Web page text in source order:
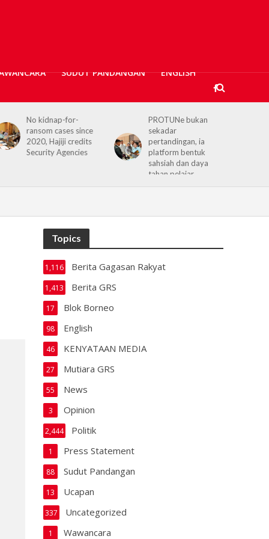
SUDUT PANDANGAN ENGLISH
No kidnap-for-
ransom cases since
2020, Hajiji credits
Security Agencies
PROTUNe bukan
sekadar
pertandingan, ia
platform bentuk
sahsiah dan daya
tahan pelajar
Topics
Berita Gagasan Rakyat
1,116
Berita GRS
1,413
Blok Borneo
17
English
98
KENYATAAN MEDIA
46
Mutiara GRS
27
News
55
Opinion
3
Politik
2,444
Press Statement
1
Sudut Pandangan
88
Ucapan
13
Uncategorized
337
Wawancara
1